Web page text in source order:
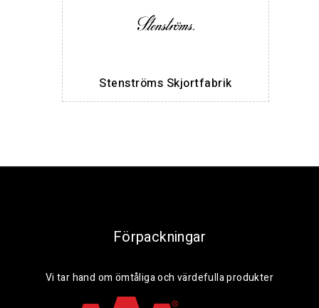
Stenströms Skjortfabrik
Förpackningar
Vi tar hand om ömtåliga och värdefulla produkter